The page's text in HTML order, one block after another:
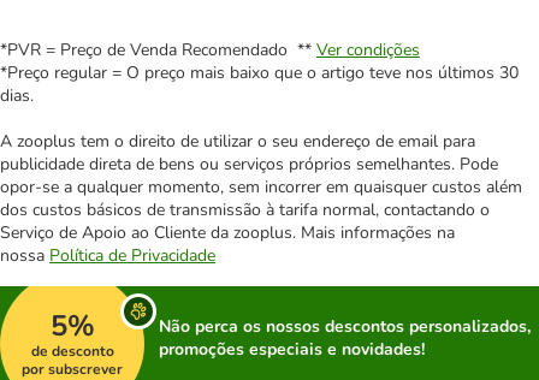
*PVR = Preço de Venda Recomendado ** Ver condições
*Preço regular = O preço mais baixo que o artigo teve nos últimos 30
dias.
A zooplus tem o direito de utilizar o seu endereço de email para
publicidade direta de bens ou serviços próprios semelhantes. Pode
opor-se a qualquer momento, sem incorrer em quaisquer custos além
dos custos básicos de transmissão à tarifa normal, contactando o
Serviço de Apoio ao Cliente da zooplus. Mais informações na
nossa Política de Privacidade
5%
de desconto
por subscrever
Não perca os nossos descontos personalizados,
promoções especiais e novidades!